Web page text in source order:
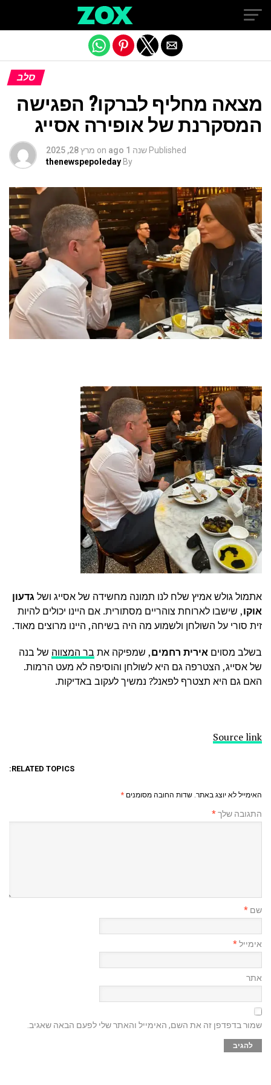
סלב
מצאה מחליף לברקו? הפגישה
המסקרנת של אופירה אסייג
Published שנה 1 ago on מרץ 28, 2025
By
thenewspepoleday
אתמול גולש אמיץ שלח לנו תמונה מחשידה של אסייג ושלגדעון
אוקו, שישבו לארוחת צוהריים מסתורית. אם היינו יכולים להיות
זית סורי על השולחן ולשמוע מה היה בשיחה, היינו מרוצים מאוד.
בשלב מסוים אירית רחמים, שמפיקה את בר המצווה של בנה
של אסייג, הצטרפה גם היא לשולחן והוסיפה לא מעט הרמות.
האם גם היא תצטרף לפאנל? נמשיך לעקוב באדיקות.
Source link
RELATED TOPICS:
האימייל לא יוצג באתר. שדות החובה מסומנים *
התגובה שלך*
שם *
אימייל*
אתר
שמור בדפדפן זה את השם, האימייל והאתר שלי לפעם הבאה שאגיב.
Exit mobile version